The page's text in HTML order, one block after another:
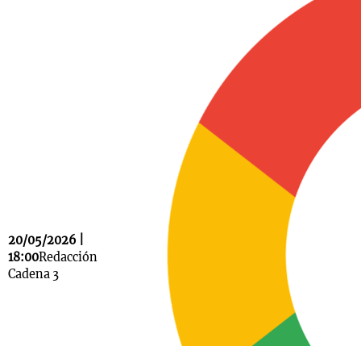
20/05/2026 |
18:00Redacción
Cadena 3
Notas
La Sole en
Cadena 3